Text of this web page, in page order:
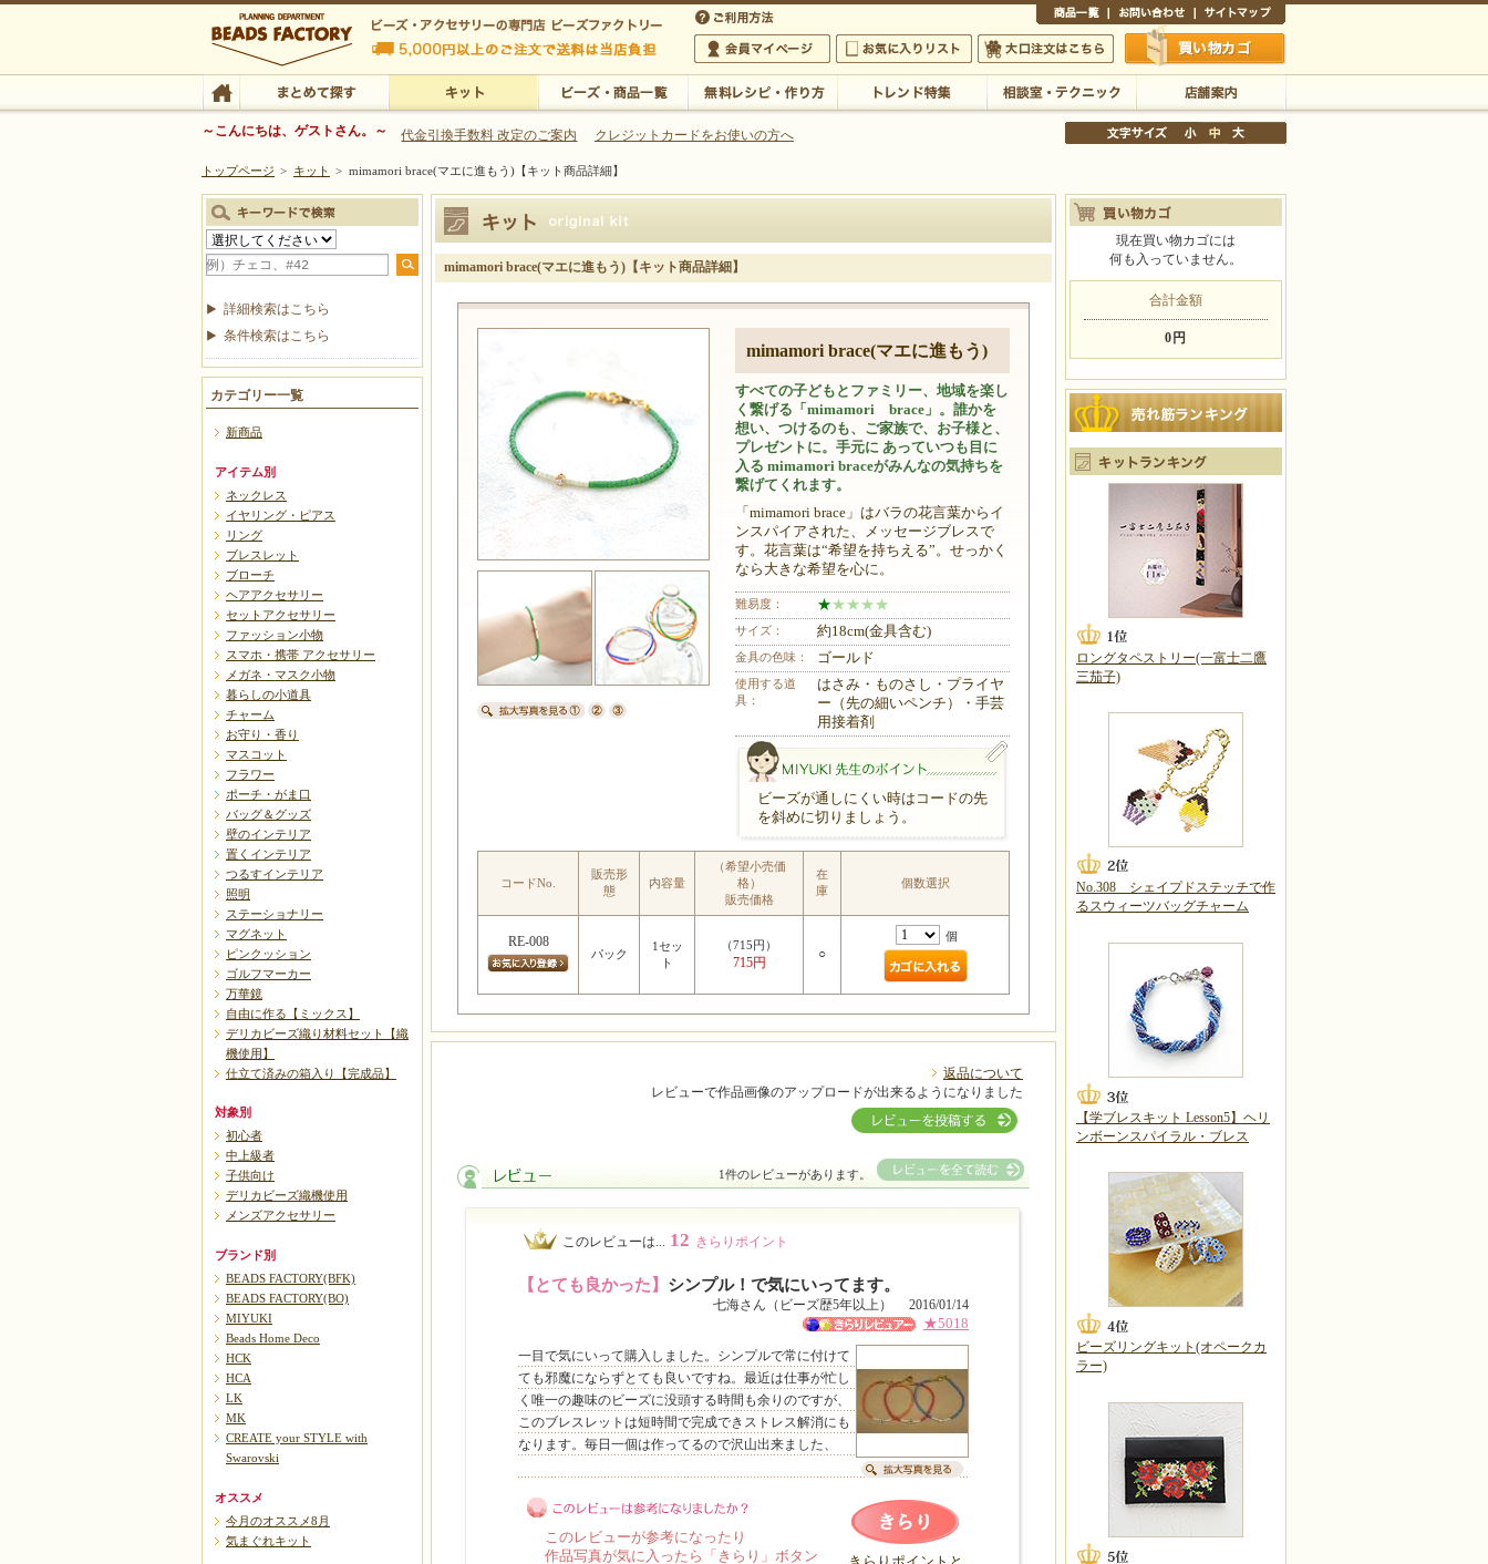
ビーズファクトリー ビーズ・パーツ・金具など・アクセサリーの専門店
ビーズ・アクセサリーの専門店 ビーズファクトリー 5,000円以上のご注文で送料は当店が負担いたします
ビーズ・アクセサリーの専門店 ビーズファクトリー 5,000円以上のご注文で送料は当店が負担いたします
会員マイページ
お気に入りリスト 大口注文はこちら 買い物かご
TOP まとめて探す 店舗案内
～こんにちは、ゲストさん。～ 代金引換手数料 改定のご案内 クレジットカードをお使いの方へ
トップページ > キット > mimamori brace(マエに進もう)【キット商品詳細】
mimamori brace(マエに進もう)【キット商品詳細】
mimamori brace(マエに進もう)
すべての子どもとファミリー、地域を楽し
く繋げる「mimamori brace」。誰かを
想い、つけるのも、ご家族で、お子様と、
プレゼントに。手元に あっていつも目に
入る mimamori braceがみんなの気持ちを
繋げてくれます。
「mimamori brace」はバラの花言葉からイ
ンスパイアされた、メッセージブレスで
す。花言葉は“希望を持ちえる”。せっかく
なら大きな希望を心に。
難易度： ★★★★★
サイズ： 約18cm(金具含む)
金具の色味： ゴールド
使用する道
具：
はさみ・ものさし・プライヤ
ー（先の細いペンチ）・手芸
用接着剤
MIYUKI先生のポイント
ビーズが通しにくい時はコードの先
を斜めに切りましょう。
コードNo.
販売形
態
内容量
（希望小売価
格）
販売価格
在
庫
個数選択
RE-008
パック
1セッ
ト
（715円）
715円
○
個
返品について
レビューで作品画像のアップロードが出来るようになりました
1件のレビューがあります。
このレビューは... 12 きらりポイント
【とても良かった】 シンプル！で気にいってます。
七海さん（ビーズ歴5年以上） 2016/01/14
★5018
一目で気にいって購入しました。シンプルで常に付けて
ても邪魔にならずとても良いですね。最近は仕事が忙し
く唯一の趣味のビーズに没頭する時間も余りのですが、
このブレスレットは短時間で完成できストレス解消にも
なります。毎日一個は作ってるので沢山出来ました、
このレビューが参考になったり
作品写真が気に入ったら「きらり」ボタン
詳細検索はこちら
条件検索はこちら
カテゴリー一覧
新商品
アイテム別
ネックレス
イヤリング・ピアス
リング
ブレスレット
ブローチ
ヘアアクセサリー
セットアクセサリー
ファッション小物
スマホ・携帯 アクセサリー
メガネ・マスク小物
暮らしの小道具
チャーム
お守り・香り
マスコット
フラワー
ポーチ・がま口
バッグ＆グッズ
壁のインテリア
置くインテリア
つるすインテリア
照明
ステーショナリー
マグネット
ピンクッション
ゴルフマーカー
万華鏡
自由に作る【ミックス】
デリカビーズ織り材料セット【織
機使用】
仕立て済みの箱入り【完成品】
対象別
初心者
中上級者
子供向け
デリカビーズ織機使用
メンズアクセサリー
ブランド別
BEADS FACTORY(BFK)
BEADS FACTORY(BO)
MIYUKI
Beads Home Deco
HCK
HCA
LK
MK
CREATE your STYLE with
Swarovski
オススメ
今月のオススメ8月
気まぐれキット
現在買い物カゴには
何も入っていません。
合計金額
0円
ロングタペストリー(一富士二鷹
三茄子)
No.308 シェイプドステッチで作
るスウィーツバッグチャーム
【学ブレスキット Lesson5】ヘリ
ンボーンスパイラル・ブレス
ビーズリングキット(オペークカ
ラー)